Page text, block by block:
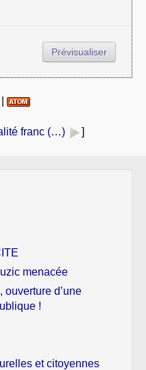
franc (…) ]
menacée
ouverture d’une
!
et citoyennes